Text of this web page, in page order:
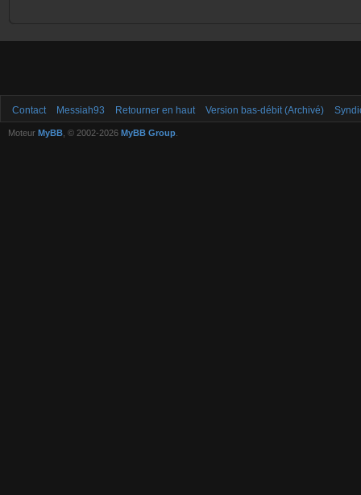
Contact Messiah93 Retourner en haut Version bas-débit (Archivé)
Moteur MyBB , © 2002-2026 MyBB Group